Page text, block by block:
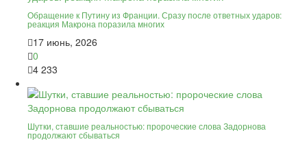
Обращение к Путину из Франции. Сразу после ответных ударов:
реакция Макрона поразила многих
17 июнь, 2026
0
4 233
Шутки, ставшие реальностью: пророческие слова Задорнова
продолжают сбываться